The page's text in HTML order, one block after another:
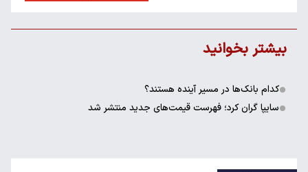
بیشتر بخوانید
کدام بانک‌ها در مسیر آینده هستند؟
سایپا گران کرد؛ فهرست قیمت‌های جدید منتشر شد